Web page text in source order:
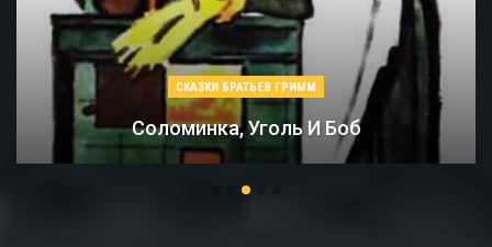
СКАЗКИ БРАТЬЕВ ГРИММ
Соломинка, Уголь И Боб